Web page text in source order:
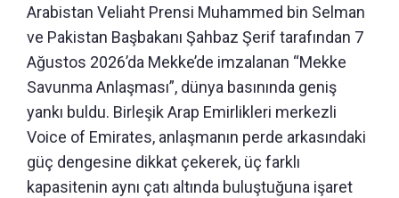
Arabistan Veliaht Prensi Muhammed bin Selman
ve Pakistan Başbakanı Şahbaz Şerif tarafından 7
Ağustos 2026’da Mekke’de imzalanan “Mekke
Savunma Anlaşması”, dünya basınında geniş
yankı buldu. Birleşik Arap Emirlikleri merkezli
Voice of Emirates, anlaşmanın perde arkasındaki
güç dengesine dikkat çekerek, üç farklı
kapasitenin aynı çatı altında buluştuğuna işaret